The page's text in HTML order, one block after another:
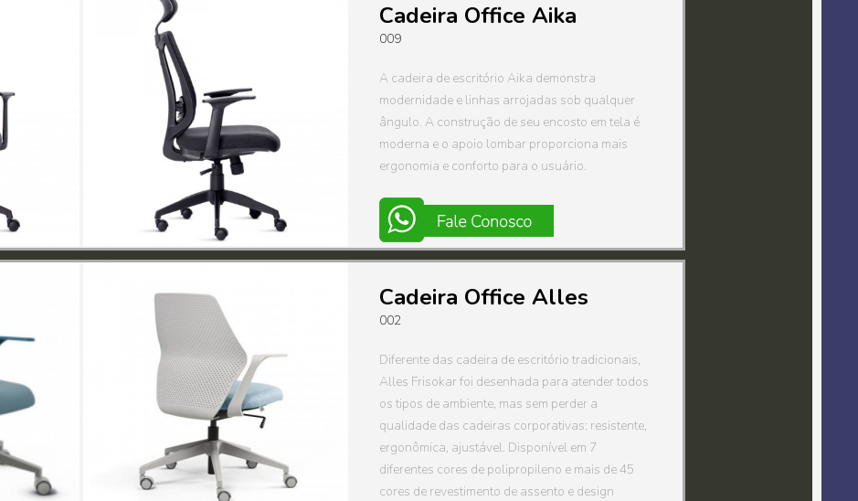
Cadeira Office Aika
009
A cadeira de escritório Aika demonstra
modernidade e linhas arrojadas sob qualquer
ângulo. A construção de seu encosto em tela é
moderna e o apoio lombar proporciona mais
ergonomia e conforto para o usuário.
Cadeira Office Alles
002
Diferente das cadeira de escritório tradicionais,
Alles Frisokar foi desenhada para atender todos
os tipos de ambiente, mas sem perder a
qualidade das cadeiras corporativas: resistente,
ergonômica, ajustável. Disponível em 7
diferentes cores de polipropileno e mais de 45
cores de revestimento de assento e design